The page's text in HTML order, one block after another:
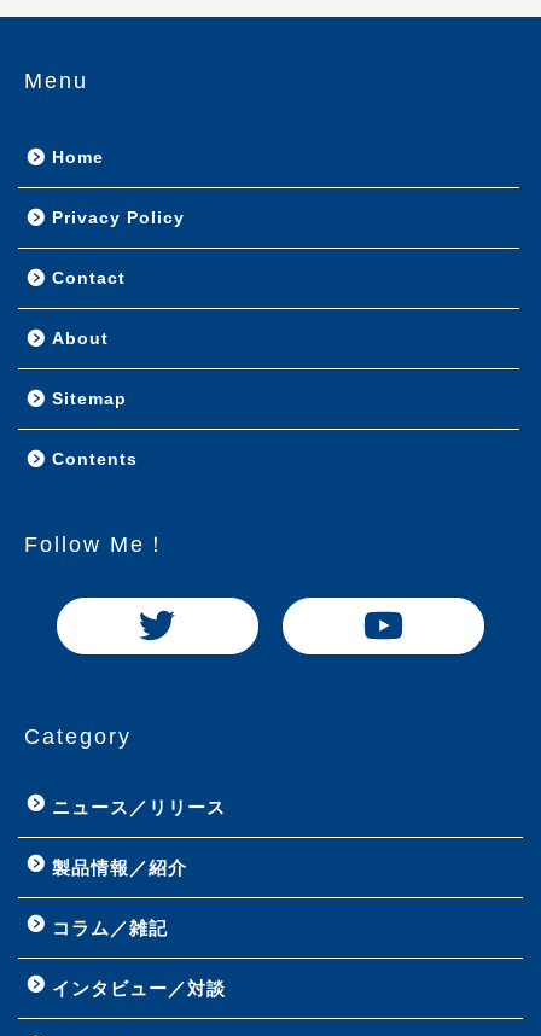
Menu
Home
Privacy Policy
Contact
About
Sitemap
Contents
Follow Me！
Category
ニュース／リリース
製品情報／紹介
コラム／雑記
インタビュー／対談